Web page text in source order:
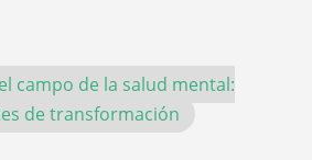
campo de la salud mental:
de transformación